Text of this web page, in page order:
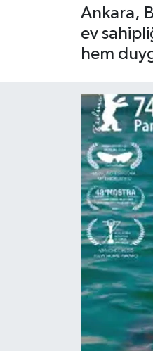
Ankara,
ev
hem
Resmi İlanlar
Teknoloji